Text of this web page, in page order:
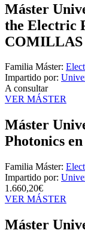
Máster
the Electric
COMILLAS
Familia Máster:
Impartido por:
A consultar
VER MÁSTER
Máster
Photonics
Familia Máster:
Impartido por:
1.660,20€
VER MÁSTER
Máster